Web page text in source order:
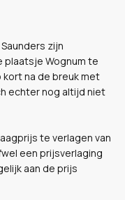
zijn
plaatsje Wognum te
na de breuk met
echter nog altijd niet
te verlagen van
een prijsverlaging
aan de prijs